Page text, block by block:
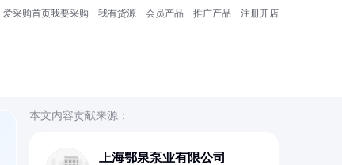
爱采购首页我要采购 我有货源 会员产品 推广产品 注册开店
本文内容贡献来源：
上海鄂泉泵业有限公司